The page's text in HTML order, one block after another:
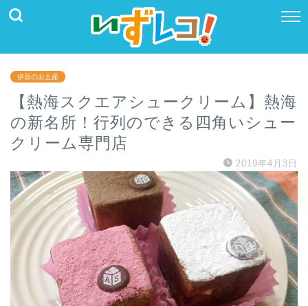
伊豆のお土産
【熱海スクエアシュークリーム】熱海
の新名所！行列のできる四角いシュー
クリーム専門店
2019年4月3日